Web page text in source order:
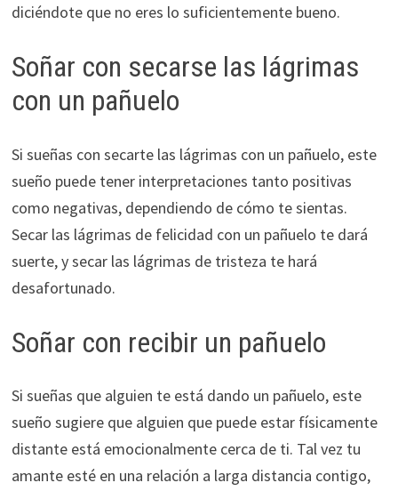
diciéndote que no eres lo suficientemente bueno.
Soñar con secarse las lágrimas
con un pañuelo
Si sueñas con secarte las lágrimas con un pañuelo, este
sueño puede tener interpretaciones tanto positivas
como negativas, dependiendo de cómo te sientas.
Secar las lágrimas de felicidad con un pañuelo te dará
suerte, y secar las lágrimas de tristeza te hará
desafortunado.
Soñar con recibir un pañuelo
Si sueñas que alguien te está dando un pañuelo, este
sueño sugiere que alguien que puede estar físicamente
distante está emocionalmente cerca de ti. Tal vez tu
amante esté en una relación a larga distancia contigo,